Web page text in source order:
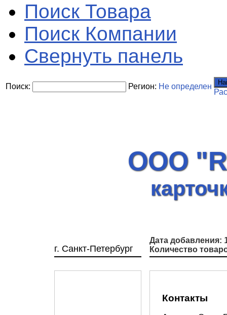
Поиск Товара
Поиск Компании
Свернуть панель
Поиск: Регион: Не определен
ООО
г. Санкт-Петербург
Дата добавления:
Количество
Контакты